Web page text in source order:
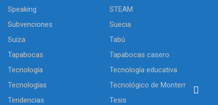
Speaking
STEAM
Subvenciones
Suecia
Suiza
Tabú
Tapabocas
Tapabocas casero
Tecnología
Tecnología educativa
Tecnologías
Tecnológico de Monterrey
Tendencias
Tesis